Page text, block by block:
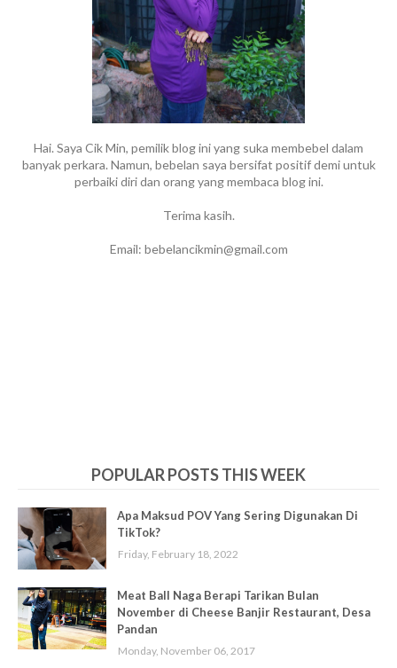
Hai. Saya Cik Min, pemilik blog ini yang suka membebel dalam
banyak perkara. Namun, bebelan saya bersifat positif demi untuk
perbaiki diri dan orang yang membaca blog ini.
Terima kasih.
Email: bebelancikmin@gmail.com
POPULAR POSTS THIS WEEK
Apa Maksud POV Yang Sering Digunakan Di
TikTok?
Friday, February 18, 2022
Meat Ball Naga Berapi Tarikan Bulan
November di Cheese Banjir Restaurant, Desa
Pandan
Monday, November 06, 2017